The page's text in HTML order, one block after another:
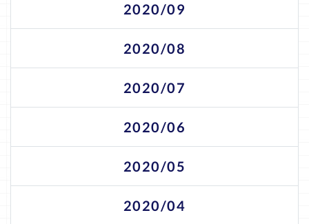
2020/09
2020/08
2020/07
2020/06
2020/05
2020/04